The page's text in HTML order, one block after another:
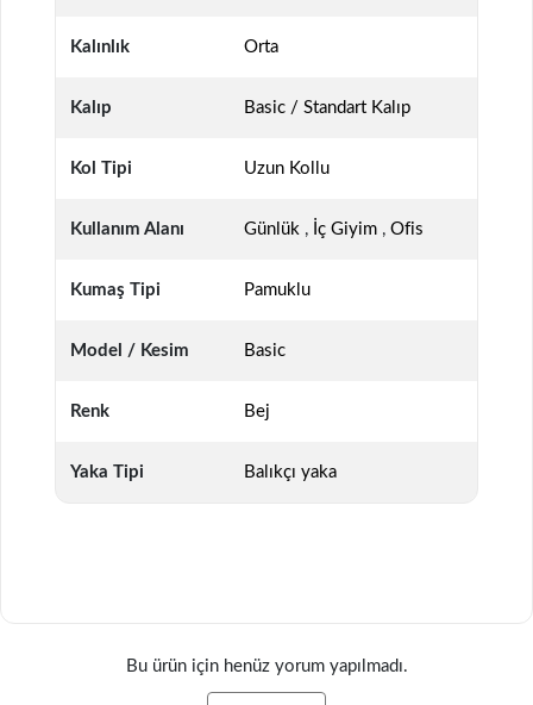
Kalınlık Orta
Kalıp Basic / Standart Kalıp
Kol Tipi Uzun Kollu
Kullanım Alanı Günlük , İç Giyim , Ofis
Kumaş Tipi Pamuklu
Model / Kesim Basic
Renk Bej
Yaka Tipi Balıkçı yaka
Bu ürün için henüz yorum yapılmadı.